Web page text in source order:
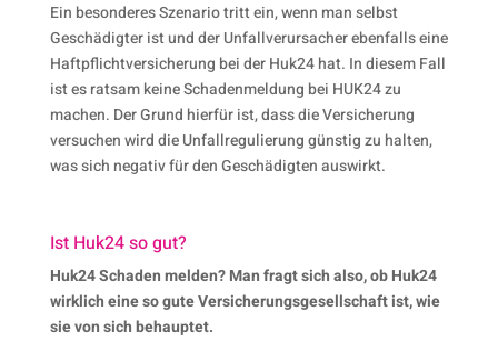
Ein besonderes Szenario tritt ein, wenn man selbst
Geschädigter ist und der Unfallverursacher ebenfalls eine
Haftpflichtversicherung bei der Huk24 hat. In diesem Fall
ist es ratsam keine Schadenmeldung bei HUK24 zu
machen. Der Grund hierfür ist, dass die Versicherung
versuchen wird die Unfallregulierung günstig zu halten,
was sich negativ für den Geschädigten auswirkt.
Ist Huk24 so gut?
Huk24 Schaden melden? Man fragt sich also, ob Huk24
wirklich eine so gute Versicherungsgesellschaft ist, wie
sie von sich behauptet.